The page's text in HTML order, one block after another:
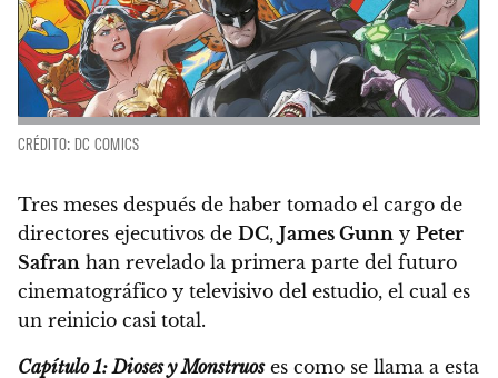
CRÉDITO: DC COMICS
Tres meses después de haber tomado el cargo de
directores ejecutivos de DC, James Gunn y Peter
Safran han revelado la primera parte del futuro
cinematográfico y televisivo del estudio, el cual es
un reinicio casi total.
Capítulo 1: Dioses y Monstruoses como se llama a esta